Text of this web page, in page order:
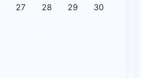
27 28 29
30